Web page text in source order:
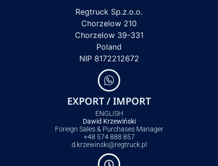
Regtruck Sp.z.o.o.
Chorzelow 210
Chorzelow 39-331
Poland
NIP 8172212672
EXPORT / IMPORT
ENGLISH
Dawid Krzewiński
Foreign Sales & Purchases Manager
+48 574 888 857
d.krzewinski@regtruck.pl